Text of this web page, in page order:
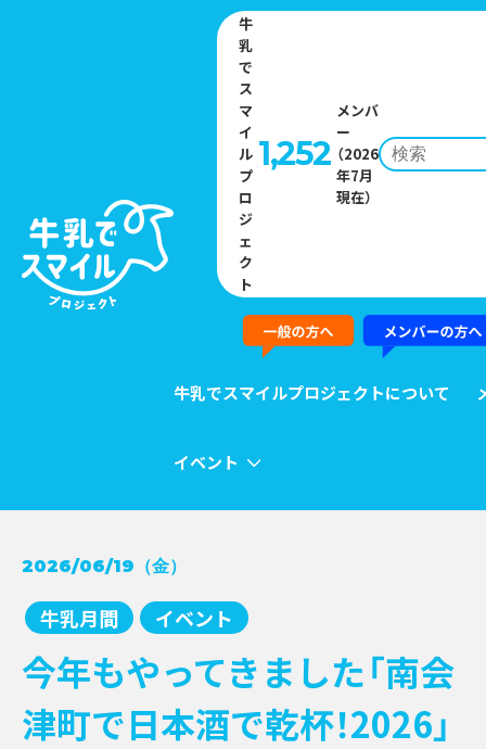
牛
乳
で
ス
マ
イ
ル
プ
ロ
ジ
ェ
ク
ト
1,252
メンバ
ー
（2026
年7月
現在）
牛乳でスマイルプロジェクトについて
NEWS
コンクール受賞レシピ
お知らせ
新商品 →
イベント
EVENT キャンペーン
今年もやってきました「南会津町で日本酒で
乾杯！2026」を開催します
EVENT
イベント
2026/06/19（金）
牛乳月間 イベント
今年もやってきました「南会
津町で日本酒で乾杯！2026」